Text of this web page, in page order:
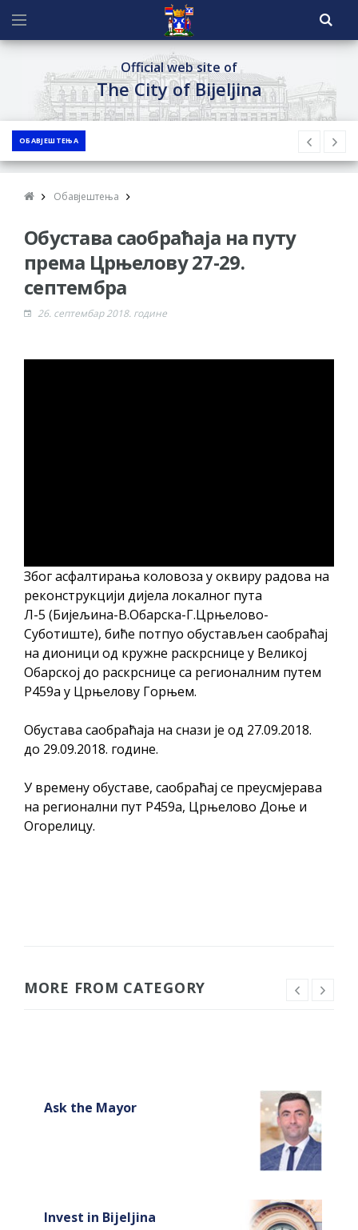
Official web site of
The City of Bijeljina
ОБАВЈЕШТЕЊА
Обавјештења
Обустава саобраћаја на путу
према Црњелову 27-29.
септембра
26. септембар 2018. године
Због асфалтирања коловоза у оквиру радова на
реконструкцији дијела локалног пута
Л-5 (Бијељина-В.Обарска-Г.Црњелово-
Суботиште), биће потпуо обустављен саобраћај
на дионици од кружне раскрснице у Великој
Обарској до раскрснице са регионалним путем
Р459а у Црњелову Горњем.
Обустава саобраћаја на снази је од 27.09.2018.
до 29.09.2018. године.
У времену обуставе, саобраћај се преусмјерава
на регионални пут Р459а, Црњелово Доње и
Огорелицу.
MORE FROM CATEGORY
Ask the Mayor
Invest in Bijeljina